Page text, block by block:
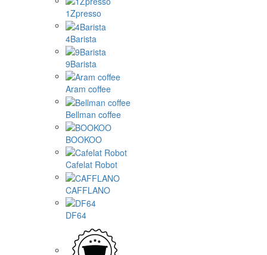
1Zpresso
4Barista
9Barista
Aram coffee
Bellman coffee
BOOKOO
Cafelat Robot
CAFFLANO
DF64